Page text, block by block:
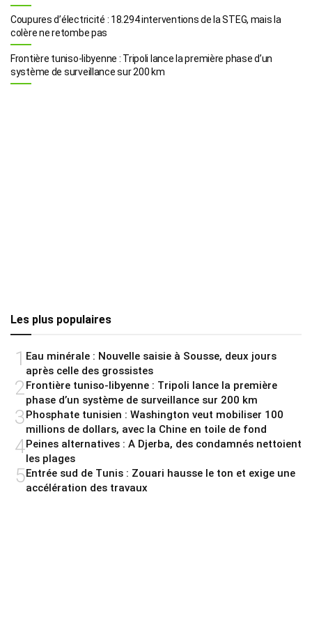
Coupures d’électricité : 18.294 interventions de la STEG, mais la
colère ne retombe pas
Frontière tuniso-libyenne : Tripoli lance la première phase d’un
système de surveillance sur 200 km
Les plus populaires
1 Eau minérale : Nouvelle saisie à Sousse, deux jours
après celle des grossistes
2Frontière tuniso-libyenne : Tripoli lance la première
phase d’un système de surveillance sur 200 km
3Phosphate tunisien : Washington veut mobiliser 100
millions de dollars, avec la Chine en toile de fond
4Peines alternatives : A Djerba, des condamnés nettoient
les plages
5Entrée sud de Tunis : Zouari hausse le ton et exige une
accélération des travaux